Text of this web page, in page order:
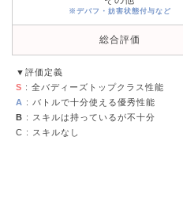
※デバフ・妨害状態付与など
総合評価
▼評価定義
S : 全バディーズトップクラス性能
A : バトルで十分使える優秀性能
B : スキルは持っているが不十分
C : スキルなし